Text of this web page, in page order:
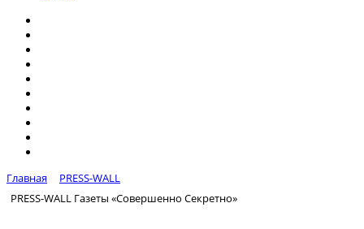
Главная
PRESS-WALL
PRESS-WALL Газеты «Совершенно Секретно»